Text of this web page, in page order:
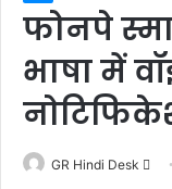
फोनपे
भाषा में
GR Hindi Desk